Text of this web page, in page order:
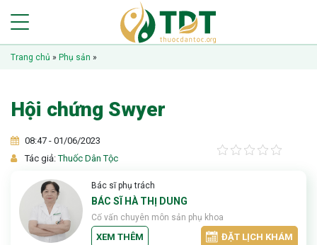
Trang chủ » Phụ sản »
Hội chứng Swyer
08:47 - 01/06/2023
Tác giả:Thuốc Dân Tộc
Bác sĩ phụ trách
BÁC SĨ HÀ THỊ DUNG
Cố vấn chuyên môn sản phụ khoa
XEM THÊM ĐẶT LỊCH KHÁM